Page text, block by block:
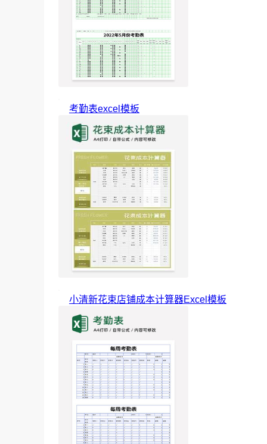
考勤表excel模板
小清新花束店铺成本计算器Excel模板